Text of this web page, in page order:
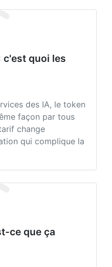
c'est quoi les
des IA, le token
façon par tous
change
qui complique la
ce que ça